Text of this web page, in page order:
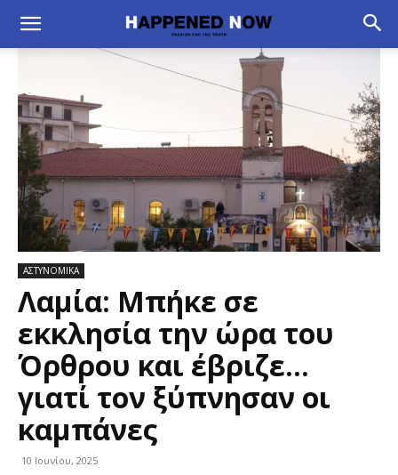
ΑΣΤΥΝΟΜΙΚΑ
Λαμία: Μπήκε σε
εκκλησία την ώρα του
Όρθρου και έβριζε…
γιατί τον ξύπνησαν οι
καμπάνες
10 Ιουνίου, 2025